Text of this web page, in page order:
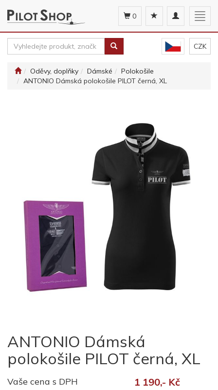
Toggle
navigation
0
CZK
Oděvy, doplňky Dámské
Polokošile
ANTONIO Dámská polokošile PILOT černá, XL
ANTONIO Dámská
polokošile PILOT černá, XL
Vaše cena s DPH 1 190,- Kč